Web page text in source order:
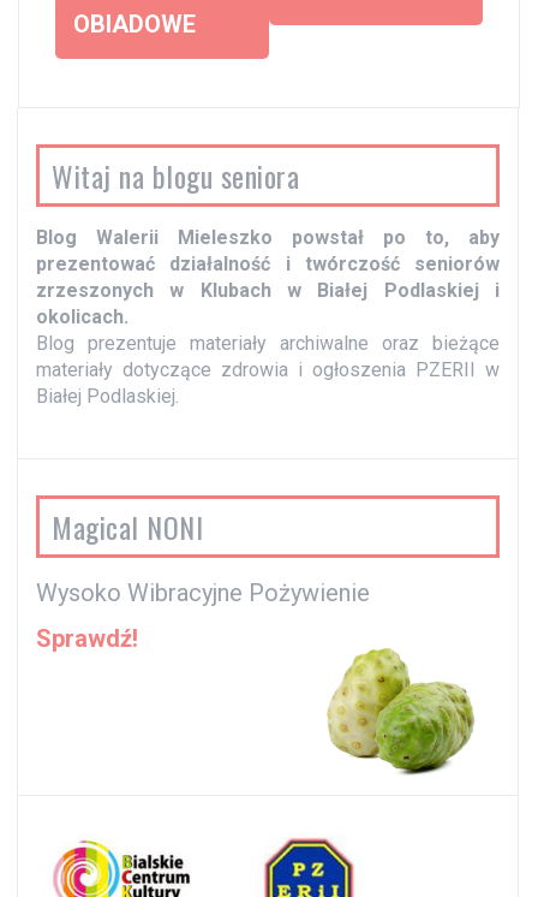
z
i
s
y
OBIADOWE
Witaj na blogu seniora
Blog Walerii Mieleszko powstał po to, aby
prezentować działalność i twórczość seniorów
zrzeszonych w Klubach w Białej Podlaskiej i
okolicach.
Blog prezentuje materiały archiwalne oraz bieżące
materiały dotyczące zdrowia i ogłoszenia PZERII w
Białej Podlaskiej.
Magical NONI
Wysoko Wibracyjne Pożywienie
Sprawdź!